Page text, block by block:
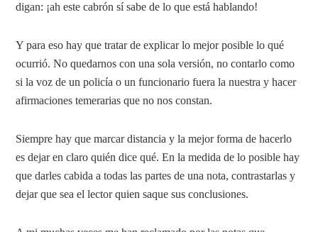
digan: ¡ah este cabrón sí sabe de lo que está hablando!
Y para eso hay que tratar de explicar lo mejor posible lo qué
ocurrió. No quedarnos con una sola versión, no contarlo como
si la voz de un policía o un funcionario fuera la nuestra y hacer
afirmaciones temerarias que no nos constan.
Siempre hay que marcar distancia y la mejor forma de hacerlo
es dejar en claro quién dice qué. En la medida de lo posible hay
que darles cabida a todas las partes de una nota, contrastarlas y
dejar que sea el lector quien saque sus conclusiones.